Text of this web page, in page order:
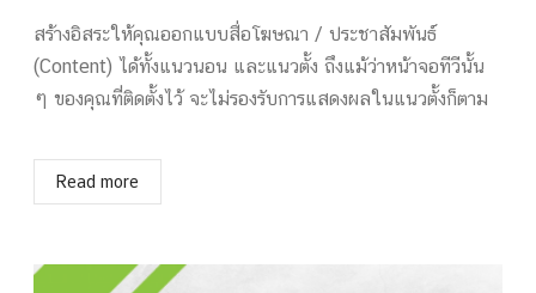
สร้างอิสระให้คุณออกแบบสื่อโฆษณา / ประชาสัมพันธ์
(Content) ได้ทั้งแนวนอน และแนวตั้ง ถึงแม้ว่าหน้าจอทีวีนั้น
ๆ ของคุณที่ติดตั้งไว้ จะไม่รองรับการแสดงผลในแนวตั้งก็ตาม
Read more